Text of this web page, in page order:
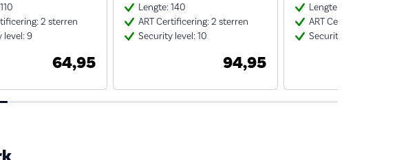
2 sterren
level: 9
64,95
Lengte: 140
ART Certificering: 2 sterren
Security level: 10
94,95
Lengte:
ART Certificering: 2 sterren
Security level: